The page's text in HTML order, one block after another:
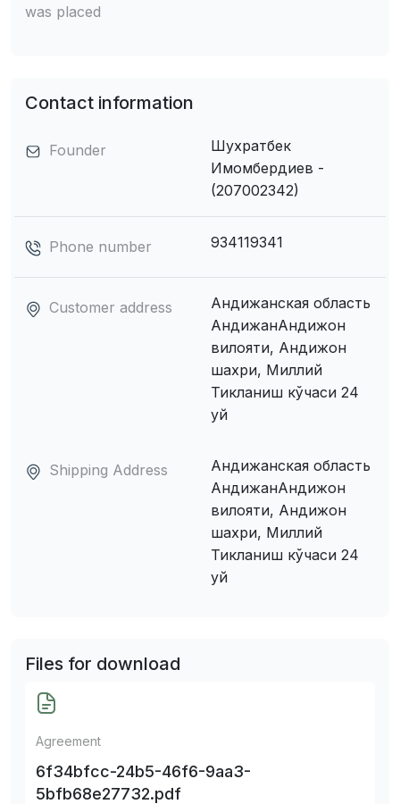
was placed
Contact information
Founder
Шухратбек
Имомбердиев -
(207002342)
Phone number 934119341
Customer address
Андижанская область
АндижанАндижон
вилояти, Андижон
шахри, Миллий
Тикланиш кўчаси 24
уй
Shipping Address
Андижанская область
АндижанАндижон
вилояти, Андижон
шахри, Миллий
Тикланиш кўчаси 24
уй
Files for download
Agreement
6f34bfcc-24b5-46f6-9aa3-
5bfb68e27732.pdf